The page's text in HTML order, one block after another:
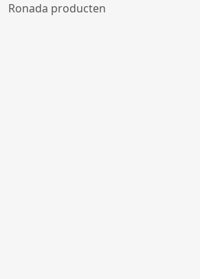
Ronada producten